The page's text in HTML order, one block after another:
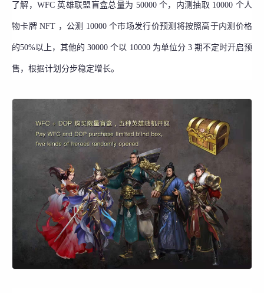
了解，WFC 英雄联盟盲盒总量为 50000 个，内测抽取 10000 个人
物卡牌 NFT ，公测 10000 个市场发行价预测将按照高于内测价格
的50%以上，其他的 30000 个以 10000 为单位分 3 期不定时开启预
售，根据计划分步稳定增长。